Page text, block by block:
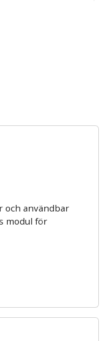
och användbar
modul för